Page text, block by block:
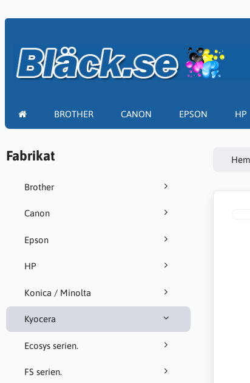
BROTHER CANON EPSON HP
Fabrikat
Brother
Canon
Epson
HP
Konica / Minolta
Kyocera
Ecosys serien.
FS serien.
Hem